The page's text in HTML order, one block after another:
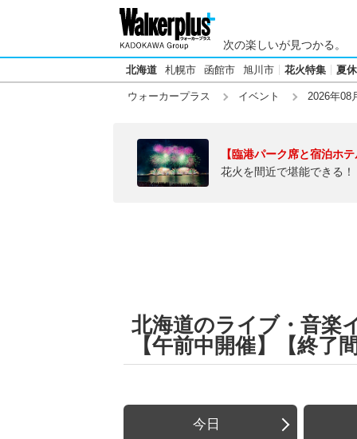
次の楽しいが見つかる。
北海道 札幌市 函館市 旭川市 花火特集 夏
ウォーカープラス イベント 2026年08
【臨港パーク席と宿泊ホ
花火を間近で堪能できる
北海道のライブ・音楽
【午前中開催】【終了
今日